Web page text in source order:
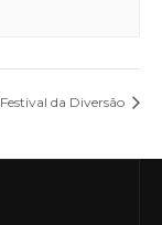
Festival da Diversão